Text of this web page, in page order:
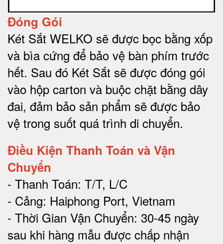
Đóng Gói
Két Sắt WELKO sẽ được bọc bằng xốp
và bìa cứng để bảo vệ bàn phím trước
hết. Sau đó Két Sắt sẽ được đóng gói
vào hộp carton và buộc chặt bằng dây
đai, đảm bảo sản phẩm sẽ được bảo
vệ trong suốt quá trình di chuyển.
Điều Kiện Thanh Toán và Vận
Chuyển
- Thanh Toán: T/T, L/C
- Cảng: Haiphong Port, Vietnam
- Thời Gian Vận Chuyển: 30-45 ngày
sau khi hàng mẫu được chấp nhận